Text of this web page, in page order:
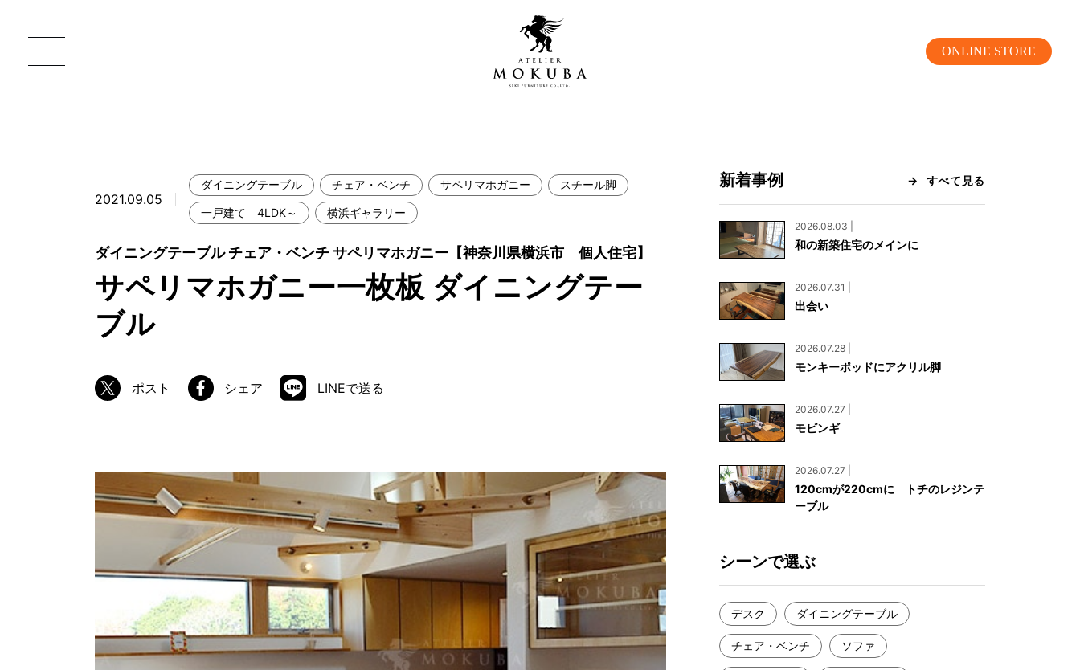
ONLINE STORE
一枚板 ATELIER MOKUBA HOME
MOKUBA について
ブランドコンセプト
職人の技能・技巧
加工技術
商品情報
特別なダイニングチェア
一枚板用のテーブル脚
メンテナンス方法
直営店
新宿ギャラリー
レジンギャラリー
吉祥寺ギャラリー
大阪梅田ギャラリー
公式オンラインストア
WEBカタログ
全商品一覧
新入荷情報
納品事例
納品事例（店舗・オフィス）
NEWS
EVENT
BLOG
メディア美術協力実績
よくあるご質問
お問い合わせ
資料請求
お見積もり
工務店様・設計会社様向けお問い合わせ
一枚板買い取りに関して
2021.09.05
ダイニングテーブル チェア・ベンチ サペリマホガニー スチール脚
一戸建て 4LDK～ 横浜ギャラリー
サペリマホガニー一枚板 ダイニングテー
ブル
ダイニングテーブル チェア・ベンチ サペリマホガニー【神奈川県横浜市 個人住宅】
ポスト シェア LINEで送る
新着事例 すべて見る
2026.08.03 |
和の新築住宅のメインに
2026.07.31 |
出会い
2026.07.28 |
モンキーポッドにアクリル脚
2026.07.27 |
モビンギ
2026.07.27 |
120cmが220cmに トチのレジンテ
ーブル
シーンで選ぶ
デスク ダイニングテーブル
チェア・ベンチ ソファ